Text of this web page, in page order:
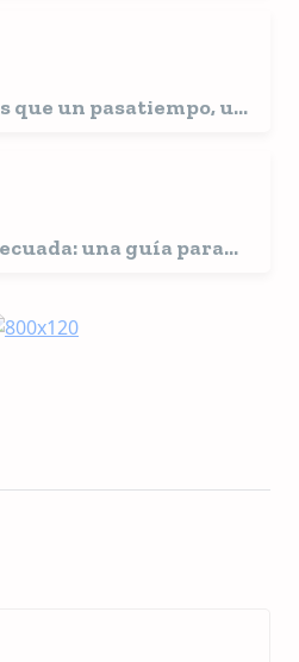
que un pasatiempo, un
una guía para